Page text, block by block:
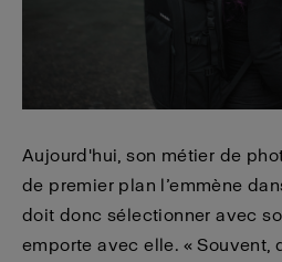
Aujourd'hui, son métier de
de premier plan l’emmène
doit donc sélectionner avec
emporte avec elle. « Souvent,